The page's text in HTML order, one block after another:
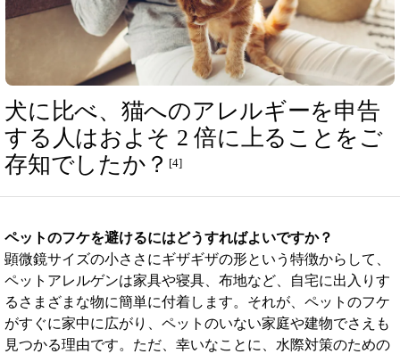
犬に比べ、猫へのアレルギーを申告
する人はおよそ 2 倍に上ることをご
存知でしたか？
[4]
ペットのフケを避けるにはどうすればよいですか？
顕微鏡サイズの小ささにギザギザの形という特徴からして、
ペットアレルゲンは家具や寝具、布地など、自宅に出入りす
るさまざまな物に簡単に付着します。それが、ペットのフケ
がすぐに家中に広がり、ペットのいない家庭や建物でさえも
見つかる理由です。ただ、幸いなことに、水際対策のための